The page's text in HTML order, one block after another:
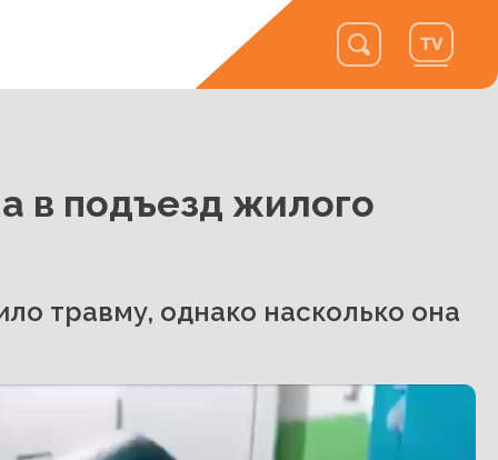
в подъезд жилого
травму, однако насколько она